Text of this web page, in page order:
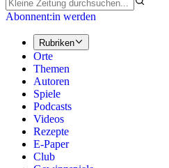
Abonnent:in werden
Rubriken
Orte
Themen
Autoren
Spiele
Podcasts
Videos
Rezepte
E-Paper
Club